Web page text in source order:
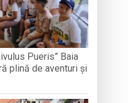
Pueris” Baia
plină de aventuri și